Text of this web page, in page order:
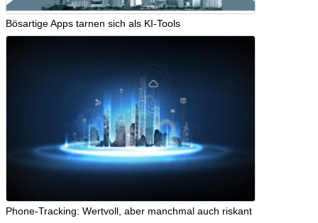
Bösartige Apps tarnen sich als KI-Tools
Phone-Tracking: Wertvoll, aber manchmal auch riskant